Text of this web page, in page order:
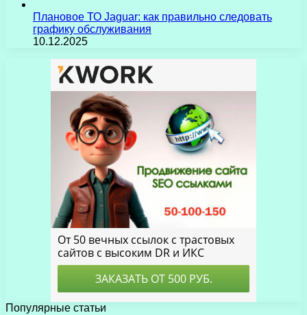
Плановое ТО Jaguar: как правильно следовать
графику обслуживания
10.12.2025
Популярные статьи